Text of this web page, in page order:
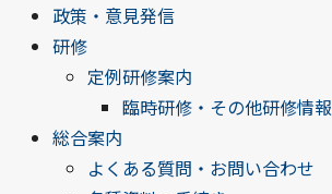
政策・意見発信
研修
定例研修案内
臨時研修・その他研修情報
総合案内
よくある質問・お問い合わせ